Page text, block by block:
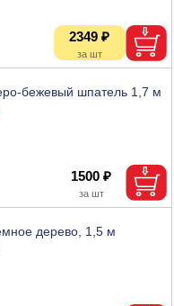
2349 ₽
бежевый шпатель 1,7 м
1500 ₽
дерево, 1,5 м